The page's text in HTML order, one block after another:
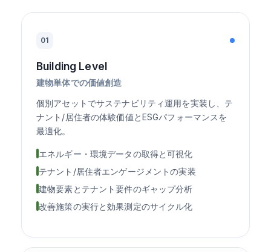
01
Building Level
建物単体での価値創造
個別アセットでサステナビリティ運用を実装し、テ
ナント/居住者の体験価値とESGパフォーマンスを
最適化。
エネルギー・環境データの取得と可視化
テナント/居住者エンゲージメントの実装
建物要素とテナント要件のギャップ分析
改善施策の実行と効果測定のサイクル化